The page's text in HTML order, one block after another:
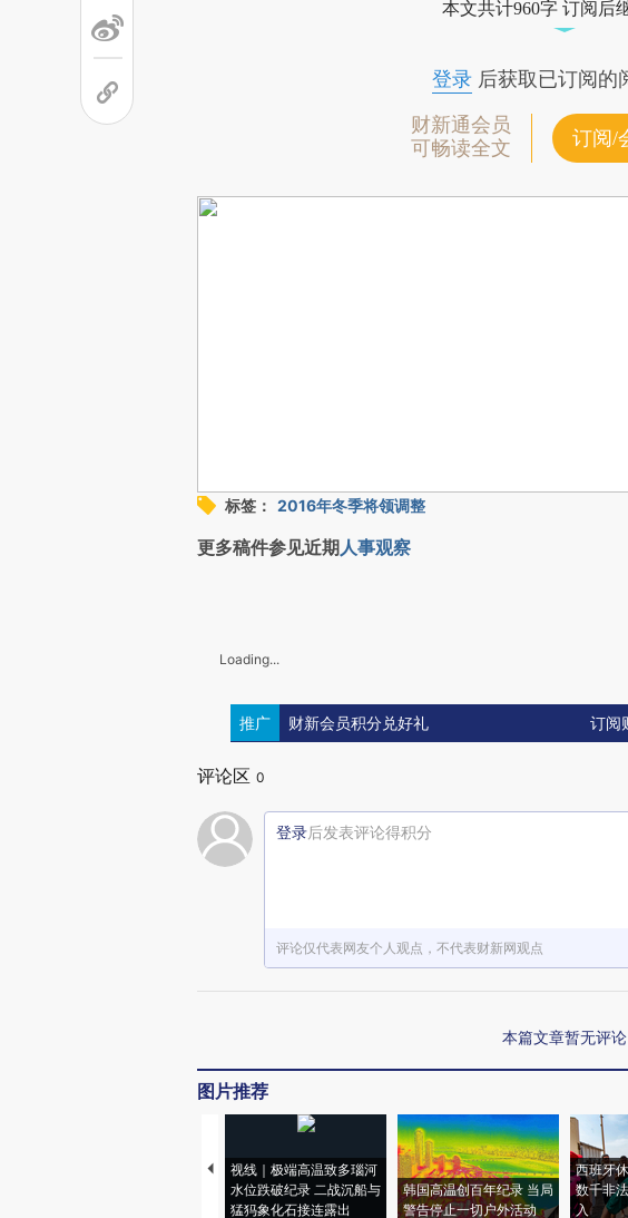
本文共计960字 订阅后
登录后获取已订阅的
财新通会员
可畅读全文
订阅/
标签： 2016年冬季将领调整
更多稿件参见近期人事观察
Loading...
推广 财新会员积分兑好礼 订阅
评论区 0
登录后发表评论得积分
评论仅代表网友个人观点，不代表财新网观点
本篇文章暂无评论
图片推荐
视线｜极端高温致多瑙河
水位跌破纪录 二战沉船与
猛犸象化石接连露出
韩国高温创百年纪录 当局
警告停止一切户外活动
西班牙
数千非
入